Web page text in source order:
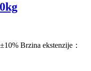
Brzina ekstenzije：